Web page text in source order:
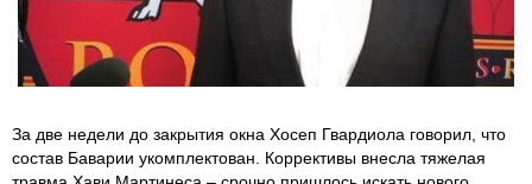
За две недели до закрытия окна Хосеп Гвардиола говорил, что
состав Баварии укомплектован. Коррективы внесла тяжелая